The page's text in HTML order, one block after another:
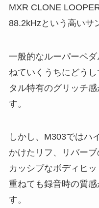
MXR CLONE
88.2kHzという高いサ
一般的なルーパーペ
ねていくうちにどう
タル特有のグリッチ
す。
しかし、M303ではハ
かけたリフ、リバー
カッシブなボディヒ
重ねても録音時の質
す。